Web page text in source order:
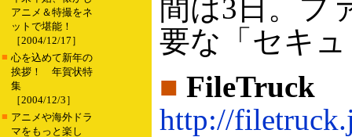
アニメ＆特撮をネ
ットで堪能！
［2004/12/17］
■ 心を込めて新年の
挨拶！ 年賀状特
集
［2004/12/3］
■ アニメや海外ドラ
マをもっと楽し
間は3日。フ
要な「セキ
■ FileTruck
http://